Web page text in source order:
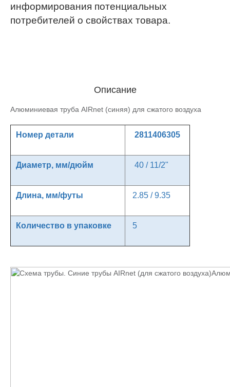
информирования потенциальных
потребителей о свойствах товара.
Описание
Алюминиевая труба AIRnet (синяя) для сжатого воздуха
Номер детали 2811406305
Диаметр, мм/дюйм 40 / 11/2"
Длина, мм/футы 2.85 / 9.35
Количество в упаковке 5